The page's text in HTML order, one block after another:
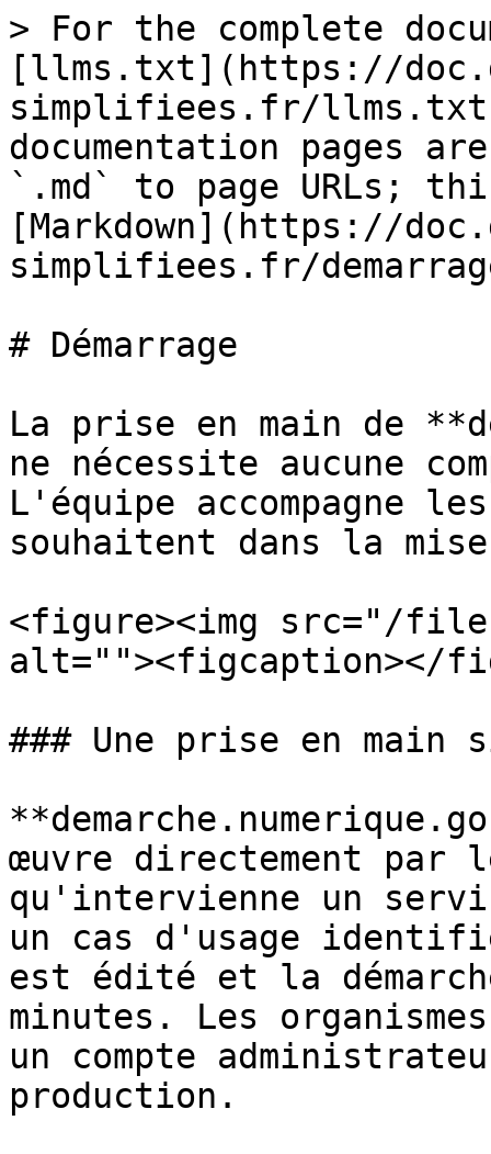
> For the complete
[llms.txt](https://
simplifiees.fr/
documentation pages
`.md` to page URLs;
[Markdown](https://
simplifiees.fr/
# Démarrage
La prise en main de
ne nécessite aucune
L'équipe accompagne
souhaitent dans la
<figure><img src="/files/
alt=""><figcaption></
### Une prise en main
œuvre directement par
qu'intervienne un
un cas d'usage
est édité et la
minutes. Les
un compte
production.